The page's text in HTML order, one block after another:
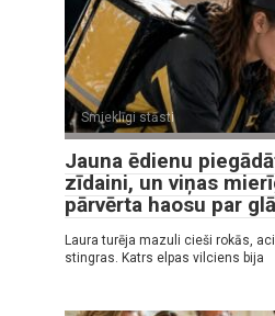
Smieklīgi stāsti
Jauna ēdienu
zīdaini, un viņas
pārvērta haosu par
Laura turēja mazuli cieši rokās,
stingras. Katrs elpas vilciens bija